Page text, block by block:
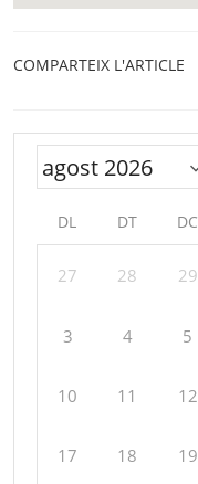
COMPARTEIX L'ARTICLE
DL DT DC
27 28 29
3 4 5
10 11 12
17 18 19